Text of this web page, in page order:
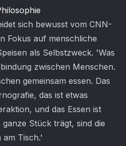
sich bewusst vom CNN-
Fokus auf menschliche
als Selbstzweck. 'Was
zwischen Menschen.
gemeinsam essen. Das
das ist etwas
und das Essen ist
Stück trägt, sind die
Tisch.'